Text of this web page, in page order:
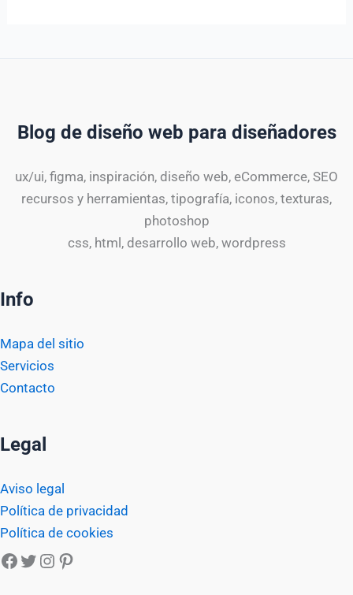
Blog de diseño web para diseñadores
ux/ui, figma, inspiración, diseño web, eCommerce, SEO
recursos y herramientas, tipografía, iconos, texturas,
photoshop
css, html, desarrollo web, wordpress
Info
Mapa del sitio
Servicios
Contacto
Legal
Aviso legal
Política de privacidad
Política de cookies
Facebook
Twitter
Instagram
Pinterest